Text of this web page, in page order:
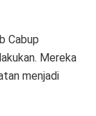
Cabup
Mereka
menjadi